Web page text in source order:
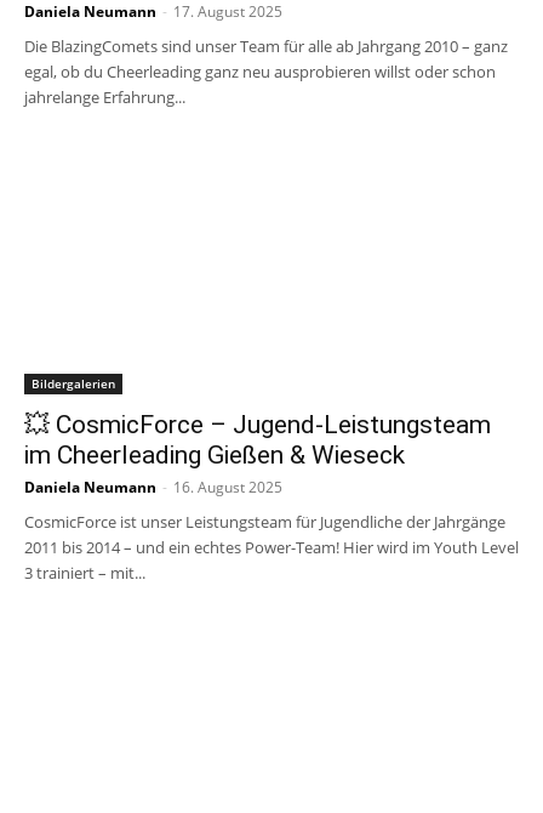
Daniela Neumann - 17. August 2025
Die BlazingComets sind unser Team für alle ab Jahrgang 2010 – ganz
egal, ob du Cheerleading ganz neu ausprobieren willst oder schon
jahrelange Erfahrung...
Bildergalerien
💥 CosmicForce – Jugend-Leistungsteam
im Cheerleading Gießen & Wieseck
Daniela Neumann - 16. August 2025
CosmicForce ist unser Leistungsteam für Jugendliche der Jahrgänge
2011 bis 2014 – und ein echtes Power-Team! Hier wird im Youth Level
3 trainiert – mit...